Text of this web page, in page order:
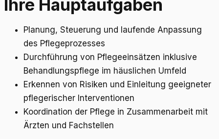
Ihre Hauptaufgaben
Planung, Steuerung und laufende Anpassung
des Pflegeprozesses
Durchführung von Pflegeeinsätzen inklusive
Behandlungspflege im häuslichen Umfeld
Erkennen von Risiken und Einleitung geeigneter
pflegerischer Interventionen
Koordination der Pflege in Zusammenarbeit mit
Ärzten und Fachstellen